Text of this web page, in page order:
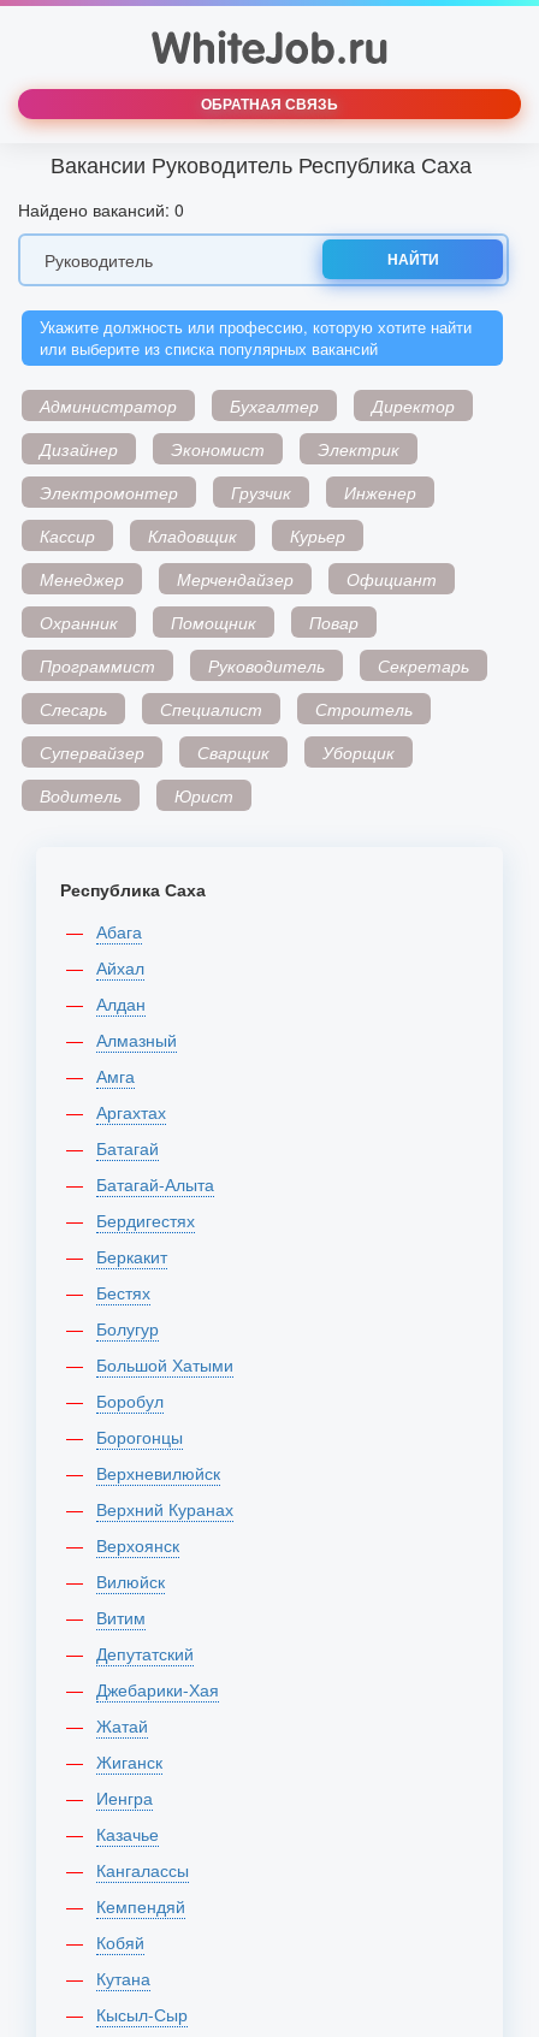
ОБРАТНАЯ СВЯЗЬ
Вакансии Руководитель Республика Саха
Найдено вакансий: 0
НАЙТИ
Укажите должность или профессию, которую хотите найти
или выберите из списка популярных вакансий
Администратор Бухгалтер
Директор
Дизайнер
Экономист
Электрик
Электромонтер
Грузчик
Инженер
Кассир
Кладовщик
Курьер
Менеджер
Мерчендайзер
Официант
Охранник
Помощник
Повар
Программист
Руководитель
Секретарь
Слесарь
Специалист
Строитель
Супервайзер
Сварщик
Уборщик
Водитель
Юрист
Республика Саха
Абага
Айхал
Алдан
Алмазный
Амга
Аргахтах
Батагай
Батагай-Алыта
Бердигестях
Беркакит
Бестях
Болугур
Большой Хатыми
Боробул
Борогонцы
Верхневилюйск
Верхний Куранах
Верхоянск
Вилюйск
Витим
Депутатский
Джебарики-Хая
Жатай
Жиганск
Иенгра
Казачье
Кангалассы
Кемпендяй
Кобяй
Кутана
Кысыл-Сыр